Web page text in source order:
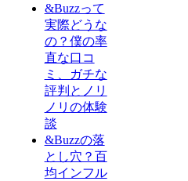
&Buzzって
実際どうな
の？僕の率
直な口コ
ミ、ガチな
評判とノリ
ノリの体験
談
&Buzzの落
とし穴？百
均インフル